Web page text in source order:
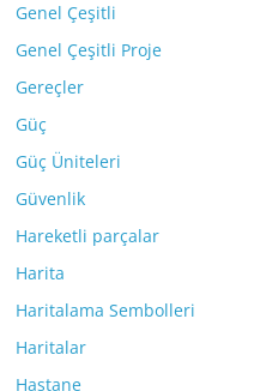
Genel Çeşitli
Genel Çeşitli Proje
Gereçler
Güç
Güç Üniteleri
Güvenlik
Hareketli parçalar
Harita
Haritalama Sembolleri
Haritalar
Hastane